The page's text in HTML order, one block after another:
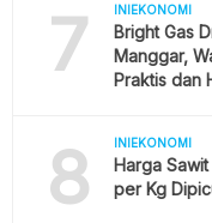
7 INIEKONOMI
Bright Gas
Manggar,
Praktis dan
8 INIEKONOMI
Harga
per Kg